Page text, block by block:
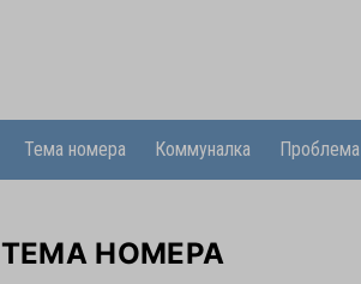
Тема номера Коммуналка Проблема
ТЕМА НОМЕРА